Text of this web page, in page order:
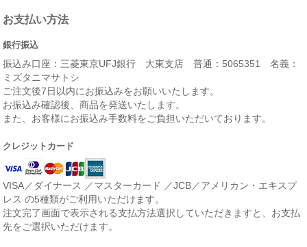
お支払い方法
銀行振込
振込み口座：三菱東京UFJ銀行 大東支店 普通：5065351 名義：
ミズタニマサトシ
ご注文後7日以内にお振込みをお願いいたします。
お振込み確認後、商品を発送いたします。
また、お客様にお振込み手数料をご負担いただいております。
クレジットカード
VISA／ダイナース ／マスターカード ／JCB／アメリカン・エキスプ
レス の5種類がご利用いただけます。
注文完了画面で表示される支払方法選択していただきますと、お支払
先をご選択いただけます。